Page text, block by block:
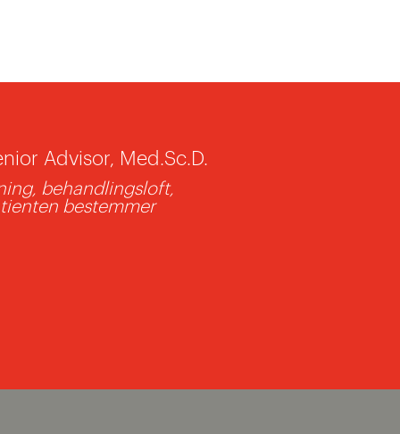
Advisor, Med.Sc.D.
behandlingsloft,
bestemmer